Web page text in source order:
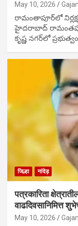
May 10, 2026
రామంతాపూర్‌లో
హైదరాబాద్
కృష్ణ నగర్‌లో
जिल्हा नांदेड़
पत्रकारिता
वाढदिवसानिमित्त
May 10, 2026